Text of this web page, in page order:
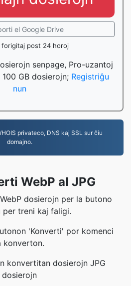
el Google Drive
forigitaj post 24 horoj
senpage, Pro-uzantoj
GB dosierojn; Registriĝu
nun
privateco, DNS kaj SSL sur ĉiu
domajno.
WebP al JPG
dosierojn per la butono
per treni kaj faligi.
'Konverti' por komenci
konverton.
konvertitan dosierojn JPG
dosierojn